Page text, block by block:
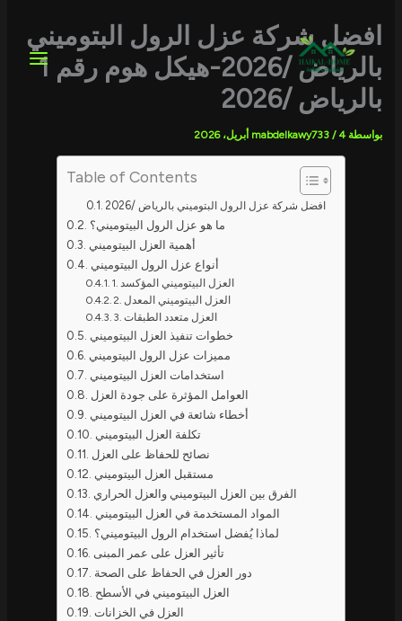
المحتوىافضل شركة عزل الرول البتوميني
بالرياض /2026-هيكل هوم رقم 1
بالرياض /2026
بواسطة mabdelkawy733 / 4 أبريل، 2026
Table of Contents
افضل شركة عزل الرول البتوميني بالرياض /2026
ما هو عزل الرول البيتوميني؟
أهمية العزل البيتوميني
أنواع عزل الرول البيتوميني
1. العزل البيتوميني المؤكسد
2. العزل البيتوميني المعدل
3. العزل متعدد الطبقات
خطوات تنفيذ العزل البيتوميني
مميزات عزل الرول البيتوميني
استخدامات العزل البيتوميني
العوامل المؤثرة على جودة العزل
أخطاء شائعة في العزل البيتوميني
تكلفة العزل البيتوميني
نصائح للحفاظ على العزل
مستقبل العزل البيتوميني
الفرق بين العزل البيتوميني والعزل الحراري
المواد المستخدمة في العزل البيتوميني
لماذا يُفضل استخدام الرول البيتوميني؟
تأثير العزل على عمر المبنى
دور العزل في الحفاظ على الصحة
العزل البيتوميني في الأسطح
العزل في الخزانات